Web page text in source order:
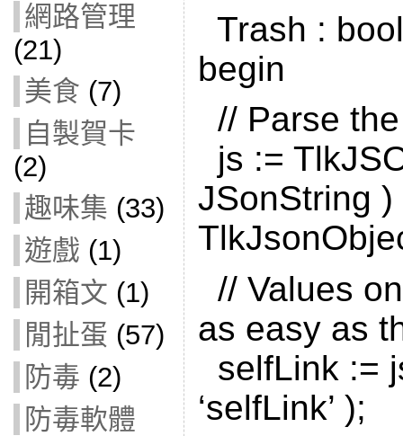
網路管理
(21)
美食 (7)
自製賀卡
(2)
趣味集 (33)
遊戲 (1)
開箱文 (1)
閒扯蛋 (57)
防毒 (2)
防毒軟體
Trash :
begin
// Parse
js :=
JSonString )
// Values
as easy as
selfLink :=
‘selfLink’ );